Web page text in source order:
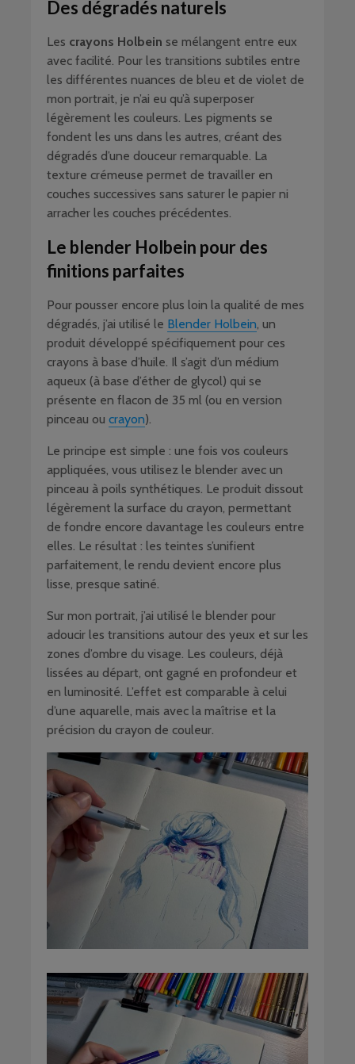
Des dégradés naturels
Les crayons Holbein se mélangent entre eux
avec facilité. Pour les transitions subtiles entre
les différentes nuances de bleu et de violet de
mon portrait, je n’ai eu qu’à superposer
légèrement les couleurs. Les pigments se
fondent les uns dans les autres, créant des
dégradés d’une douceur remarquable. La
texture crémeuse permet de travailler en
couches successives sans saturer le papier ni
arracher les couches précédentes.
Le blender Holbein pour des
finitions parfaites
Pour pousser encore plus loin la qualité de mes
dégradés, j’ai utilisé le Blender Holbein, un
produit développé spécifiquement pour ces
crayons à base d’huile. Il s’agit d’un médium
aqueux (à base d’éther de glycol) qui se
présente en flacon de 35 ml (ou en version
pinceau ou crayon).
Le principe est simple : une fois vos couleurs
appliquées, vous utilisez le blender avec un
pinceau à poils synthétiques. Le produit dissout
légèrement la surface du crayon, permettant
de fondre encore davantage les couleurs entre
elles. Le résultat : les teintes s’unifient
parfaitement, le rendu devient encore plus
lisse, presque satiné.
Sur mon portrait, j’ai utilisé le blender pour
adoucir les transitions autour des yeux et sur les
zones d’ombre du visage. Les couleurs, déjà
lissées au départ, ont gagné en profondeur et
en luminosité. L’effet est comparable à celui
d’une aquarelle, mais avec la maîtrise et la
précision du crayon de couleur.